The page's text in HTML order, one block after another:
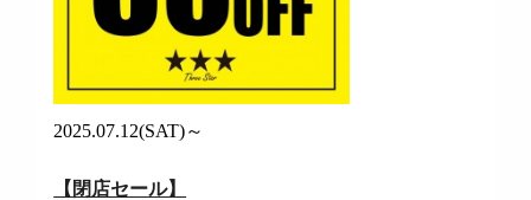
2025.07.12(SAT)～
【閉店セール】